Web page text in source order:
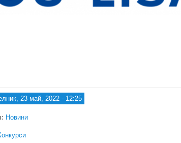
23 май, 2022 - 12:25
Новини